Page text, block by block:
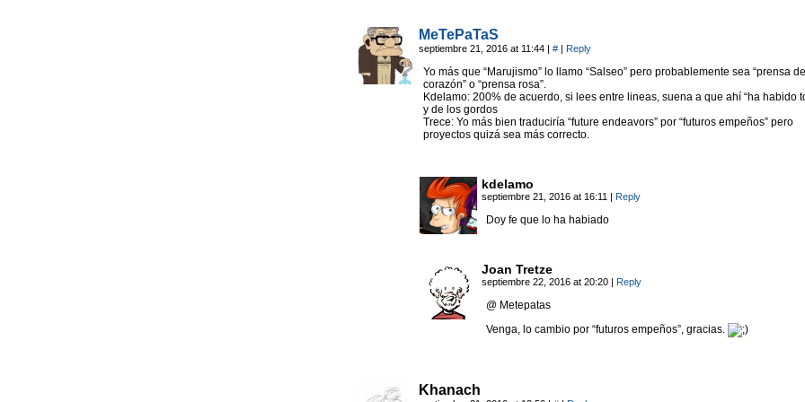
MeTePaTaS
septiembre 21, 2016 at 11:44 | # | Reply
Yo más que “Marujismo” lo llamo “Salseo” pero probablemente sea “prensa del
corazón” o “prensa rosa”.
Kdelamo: 200% de acuerdo, si lees entre lineas, suena a que ahí “ha habido
y de los gordos
Trece: Yo más bien traduciría “future endeavors” por “futuros empeños” pero
proyectos quizá sea más correcto.
kdelamo
septiembre 21, 2016 at 16:11 | Reply
Doy fe que lo ha habiado
Joan Tretze
septiembre 22, 2016 at 20:20 | Reply
@ Metepatas
Venga, lo cambio por “futuros empeños”, gracias.
Khanach